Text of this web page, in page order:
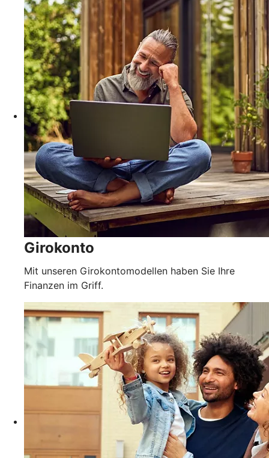
Girokonto
Mit unseren Girokontomodellen haben Sie Ihre
Finanzen im Griff.